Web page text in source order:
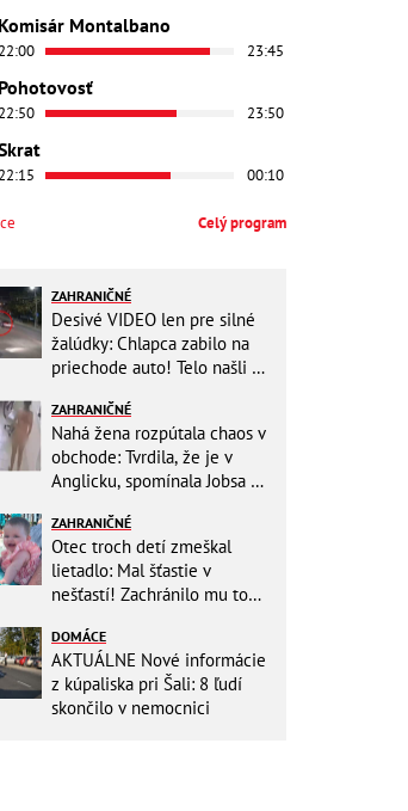
Komisár Montalbano
23:45
Pohotovosť
23:50
00:10
Celý program
ZAHRANIČNÉ
Desivé VIDEO len pre silné
žalúdky: Chlapca zabilo na
priechode auto! Telo našli o
ZAHRANIČNÉ
Nahá žena rozpútala chaos v
obchode: Tvrdila, že je v
Anglicku, spomínala Jobsa aj
ZAHRANIČNÉ
Otec troch detí zmeškal
lietadlo: Mal šťastie v
nešťastí! Zachránilo mu to
DOMÁCE
AKTUÁLNE Nové informácie
z kúpaliska pri Šali: 8 ľudí
skončilo v nemocnici